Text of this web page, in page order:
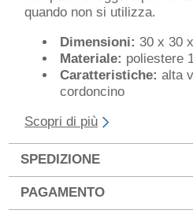
quando non si utilizza.
Dimensioni: 30 x 30
Materiale: poliestere
Caratteristiche: alta
cordoncino
Scopri di più
SPEDIZIONE
PAGAMENTO